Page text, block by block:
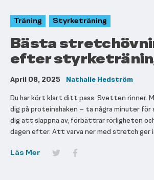
Träning Styrketräning
Bästa
efter
April 08, 2025
Nathalie Hedström
Du har kört klart ditt pass. Svetten rinner.
dig på proteinshaken – ta några minuter
dig att slappna av, förbättrar rörligheten
dagen efter. Att varva ner med stretch ger
Läs Mer